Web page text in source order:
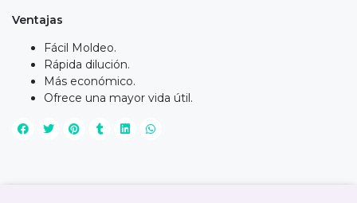
Ventajas
Fácil Moldeo.
Rápida dilución.
Más económico.
Ofrece una mayor vida útil.